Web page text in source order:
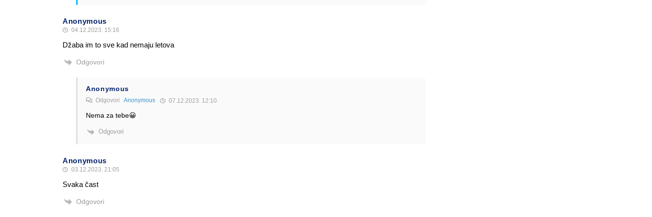
Anonymous
04.12.2023. 15:16
Džaba im to sve kad nemaju letova
Odgovori
Anonymous
Odgovori Anonymous 07.12.2023. 12:10
Nema za tebe😀
Odgovori
Anonymous
03.12.2023. 21:05
Svaka čast
Odgovori